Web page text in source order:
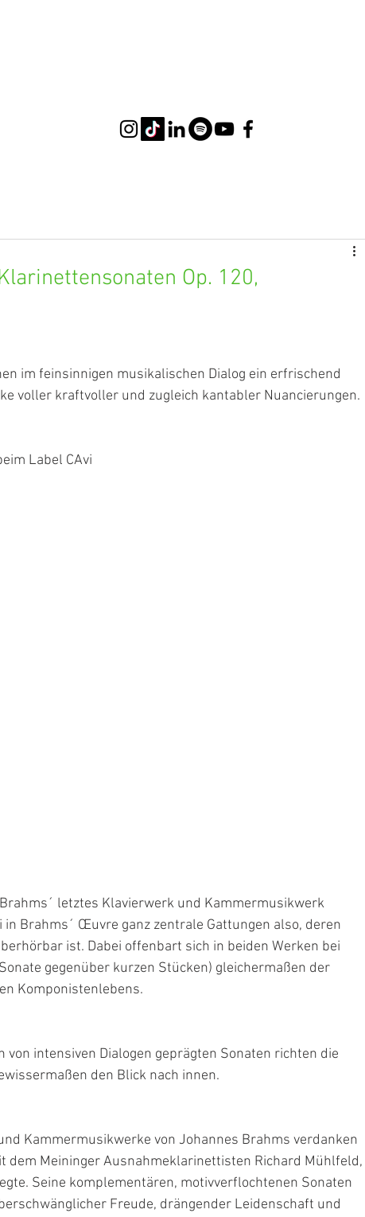
Op. 120,
im feinsinnigen musikalischen Dialog ein erfrischend
voller kraftvoller und zugleich kantabler Nuancierungen.
Label CAvi
letztes Klavierwerk und Kammermusikwerk
Brahms´ Œuvre ganz zentrale Gattungen also, deren
ist. Dabei offenbart sich in beiden Werken bei
gegenüber kurzen Stücken) gleichermaßen der
Komponistenlebens.
intensiven Dialogen geprägten Sonaten richten die
den Blick nach innen.
Kammermusikwerke von Johannes Brahms verdanken
dem Meininger Ausnahmeklarinettisten Richard Mühlfeld,
Seine komplementären, motivverflochtenen Sonaten
Freude, drängender Leidenschaft und